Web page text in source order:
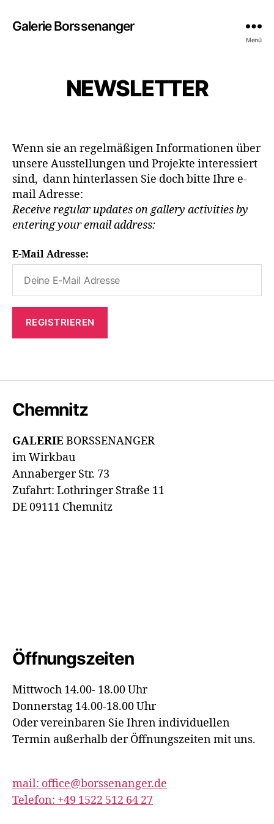
Galerie Borssenanger
Menü
NEWSLETTER
Wenn sie an regelmäßigen Informationen über
unsere Ausstellungen und Projekte interessiert
sind, dann hinterlassen Sie doch bitte Ihre e-
mail Adresse:
Receive regular updates on gallery activities by
entering your email address:
E-Mail Adresse:
Chemnitz
GALERIEBORSSENANGER
im Wirkbau
Annaberger Str. 73
Zufahrt: Lothringer Straße 11
DE 09111 Chemnitz
Öffnungszeiten
Mittwoch 14.00- 18.00 Uhr
Donnerstag 14.00-18.00 Uhr
Oder vereinbaren Sie Ihren individuellen
Termin außerhalb der Öffnungszeiten mit uns.
mail: office@borssenanger.de
Telefon: +49 1522 512 64 27